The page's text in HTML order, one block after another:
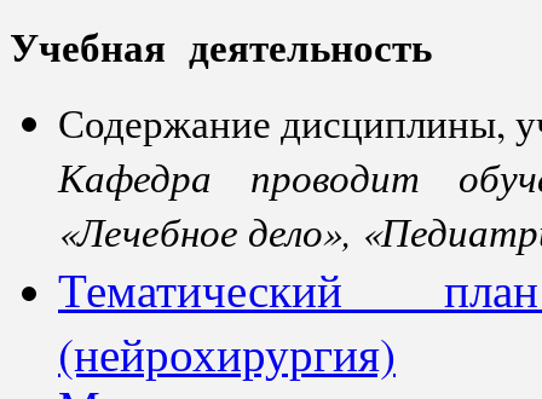
Учебная деятельность
Содержание дисциплины,
Кафедра проводит
«Лечебное дело»,
Тематический
(нейрохирургия)